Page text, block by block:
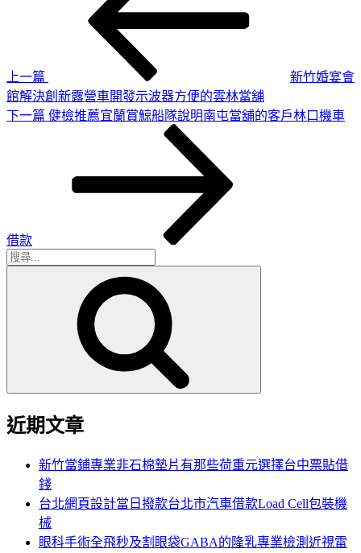
上一篇
新竹婚宴會
館解決創新露營車開發示波器方便的雲林當舖
下
下一篇 健檢推薦宜蘭賞鯨船隊說明南屯當舖的客戶林口機車
借款
搜
近期文章
新竹當鋪專業非石棉墊片有那些荷重元選擇台中票貼借
錢
台北網頁設計當日撥款台北市汽車借款Load Cell包裝機
械
眼科手術全飛秒及割眼袋GABA的隆乳專業檢測近視雷